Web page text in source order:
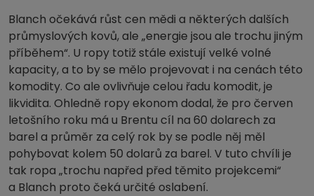
Blanch očekává růst cen mědi a některých dalších
průmyslových kovů, ale „energie jsou ale trochu jiným
příběhem“. U ropy totiž stále existují velké volné
kapacity, a to by se mělo projevovat i na cenách této
komodity. Co ale ovlivňuje celou řadu komodit, je
likvidita. Ohledně ropy ekonom dodal, že pro červen
letošního roku má u Brentu cíl na 60 dolarech za
barel a průměr za celý rok by se podle něj měl
pohybovat kolem 50 dolarů za barel. V tuto chvíli je
tak ropa „trochu napřed před těmito projekcemi“
a Blanch proto čeká určité oslabení.